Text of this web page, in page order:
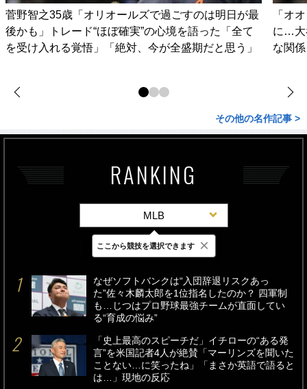
菅野智之35歳「オリオールズで過ごすのは明日が最
後かも」トレード“ほぼ確実”の心境を語った「全て
を受け入れる覚悟」「絶対、今が全盛期だと思う」
「オ
に…大
な関
その他の名作記事 >
RANKING
MLB
最新 24時間 週間
なぜソフトバンクは“入団辞退リスクあっ
た”佐々木麟太郎を1位指名したのか？ 四軍制
も…じつはプロ野球最強チームが直面してい
る“育成の悩み”
「史上最高のスピーチだ」イチローの“ある発
言”を米国記者4人が絶賛「マーリンズを聞いた
ことない…に笑ったね」「まさか英語で語ると
は…」現地の反応
ここから競技を選択できます ×